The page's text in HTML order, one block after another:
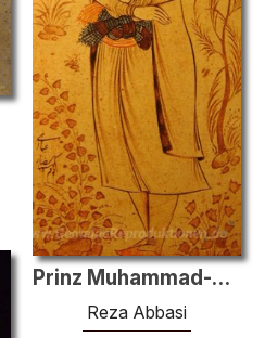
Prinz Muhammad-Beik Georgiens
Reza Abbasi